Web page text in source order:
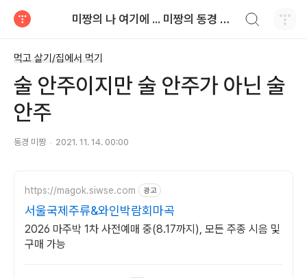
미짱의 나 여기에 ... 미짱의 동경 생활
먹고 살기/집에서 먹기
술 안주이지만 술 안주가 아닌 술
안주
동경 미짱 2021. 11. 14. 00:00
https://magok.siwse.com 광고
서울국제주류&와인박람회마곡
2026 마주박 1차 사전예매 중(8.17까지), 모든 주종 시음 및
구매 가능